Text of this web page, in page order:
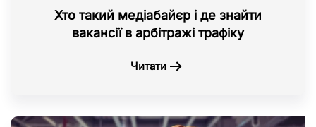
Хто такий медіабайєр і де знайти
вакансії в арбітражі трафіку
Читати